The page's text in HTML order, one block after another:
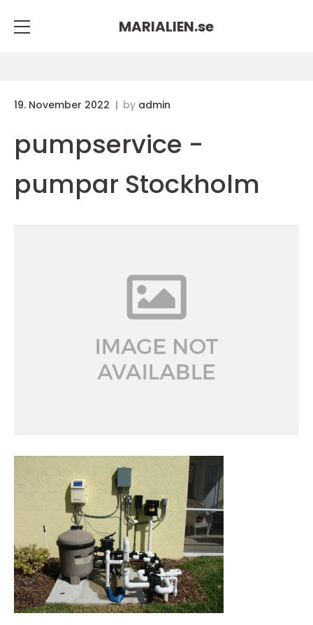
MARIALIEN.se
19. November 2022 by admin
pumpservice -
pumpar Stockholm